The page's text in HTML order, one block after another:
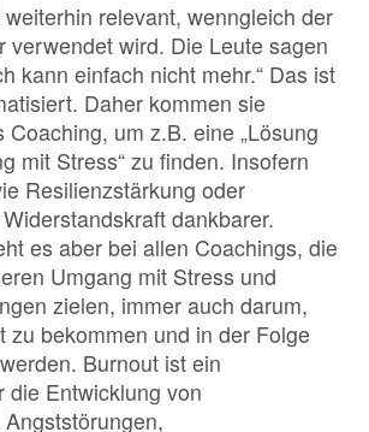
relevant, wenngleich der
verwendet wird. Die Leute sagen
kann einfach nicht mehr.“ Das ist
Daher kommen sie
Coaching, um z.B. eine „Lösung
mit Stress“ zu finden. Insofern
Resilienzstärkung oder
dankbarer.
es aber bei allen Coachings, die
Umgang mit Stress und
zielen, immer auch darum,
zu bekommen und in der Folge
Burnout ist ein
die Entwicklung von